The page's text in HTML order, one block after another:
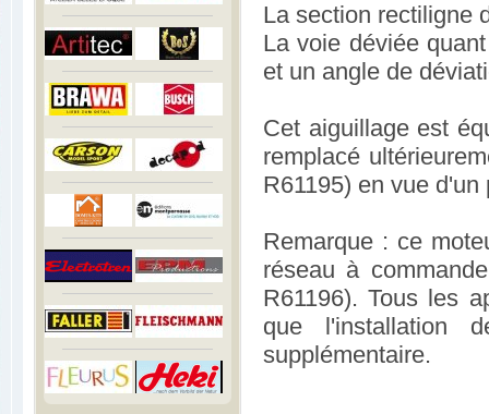
La section rectiligne
La voie déviée
et un angle de
Cet aiguillage est
remplacé
R61195) en vue
Remarque : ce
réseau à
R61196). Tous les
que l'installation
supplémentaire.